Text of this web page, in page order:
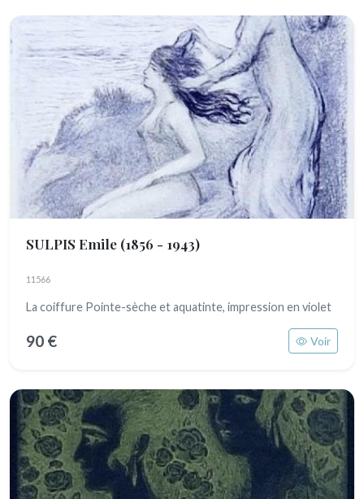
SULPIS Emile (1856 - 1943)
11566
La coiffure Pointe-sèche et aquatinte, impression en violet
90 € Voir